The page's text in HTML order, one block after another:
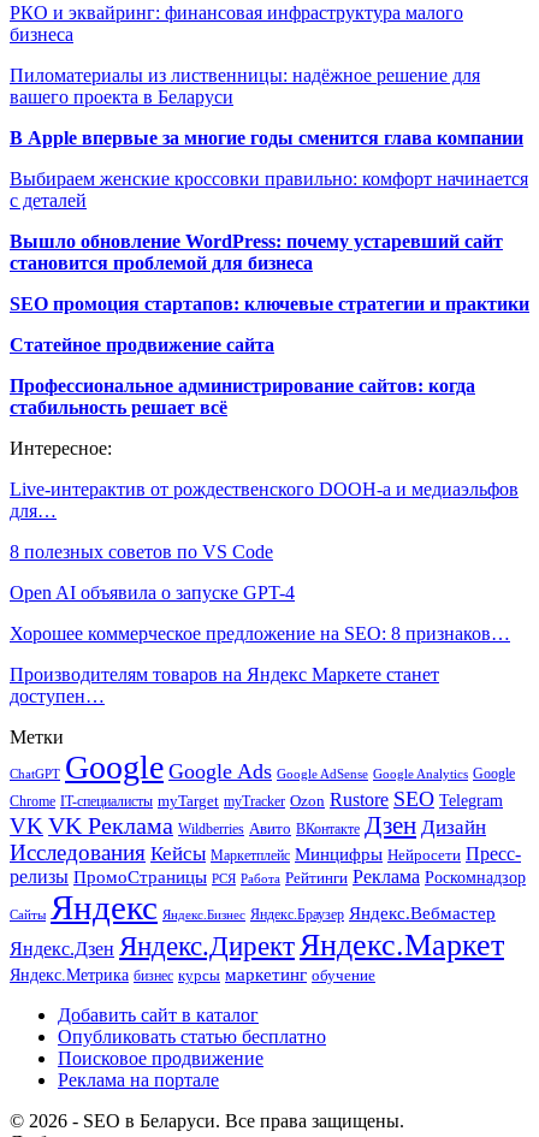
РКО и эквайринг: финансовая инфраструктура малого
бизнеса
Пиломатериалы из лиственницы: надёжное решение для
вашего проекта в Беларуси
В Apple впервые за многие годы сменится глава компании
Выбираем женские кроссовки правильно: комфорт начинается
с деталей
Вышло обновление WordPress: почему устаревший сайт
становится проблемой для бизнеса
SEO промоция стартапов: ключевые стратегии и практики
Статейное продвижение сайта
Профессиональное администрирование сайтов: когда
стабильность решает всё
Интересное:
Live-интерактив от рождественского DOOH-а и медиаэльфов
для…
8 полезных советов по VS Code
Open AI объявила о запуске GPT-4
Хорошее коммерческое предложение на SEO: 8 признаков…
Производителям товаров на Яндекс Маркете станет
доступен…
Метки
ChatGPT Google Google Ads Google AdSense Google Analytics Google
Chrome IT-специалисты myTarget myTracker Ozon Rustore SEO Telegram
VK VK Реклама Wildberries Авито ВКонтакте Дзен Дизайн
Исследования Кейсы Маркетплейс Минцифры Нейросети Пресс-
релизы ПромоСтраницы РСЯ Работа Рейтинги Реклама Роскомнадзор
Сайты Яндекс Яндекс.Бизнес Яндекс.Браузер Яндекс.Вебмастер
Яндекс.Дзен Яндекс.ДиректЯндекс.Маркет
Яндекс.Метрика бизнес курсы маркетинг обучение
Добавить сайт в каталог
Опубликовать статью бесплатно
Поисковое продвижение
Реклама на портале
© 2026 - SEO в Беларуси. Все права защищены.